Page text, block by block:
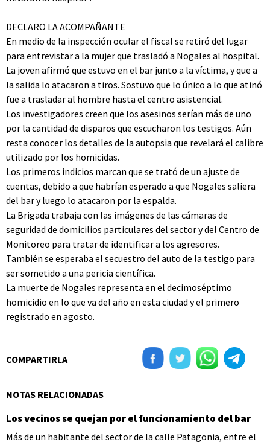
DECLARO LA ACOMPAÑANTE
En medio de la inspección ocular el fiscal se retiró del lugar
para entrevistar a la mujer que trasladó a Nogales al hospital.
La joven afirmó que estuvo en el bar junto a la víctima, y que a
la salida lo atacaron a tiros. Sostuvo que lo único a lo que atinó
fue a trasladar al hombre hasta el centro asistencial.
Los investigadores creen que los asesinos serían más de uno
por la cantidad de disparos que escucharon los testigos. Aún
resta conocer los detalles de la autopsia que revelará el calibre
utilizado por los homicidas.
Los primeros indicios marcan que se trató de un ajuste de
cuentas, debido a que habrían esperado a que Nogales saliera
del bar y luego lo atacaron por la espalda.
La Brigada trabaja con las imágenes de las cámaras de
seguridad de domicilios particulares del sector y del Centro de
Monitoreo para tratar de identificar a los agresores.
También se esperaba el secuestro del auto de la testigo para
ser sometido a una pericia científica.
La muerte de Nogales representa en el decimoséptimo
homicidio en lo que va del año en esta ciudad y el primero
registrado en agosto.
COMPARTIRLA
NOTAS RELACIONADAS
Los vecinos se quejan por el funcionamiento del bar
Más de un habitante del sector de la calle Patagonia, entre el